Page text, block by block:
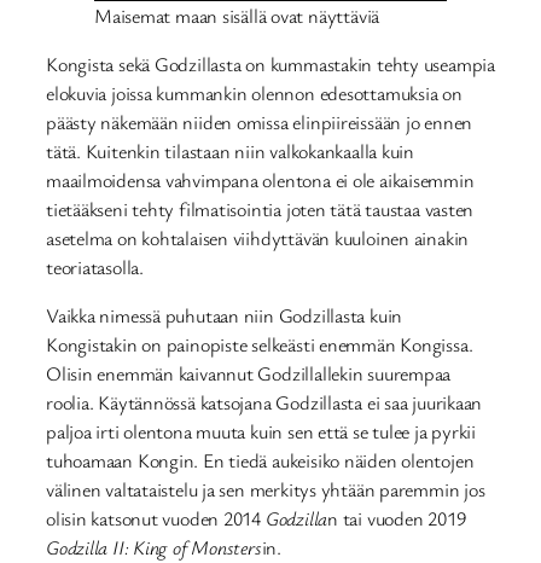
Maisemat maan sisällä ovat näyttäviä
Kongista sekä Godzillasta on kummastakin tehty useampia
elokuvia joissa kummankin olennon edesottamuksia on
päästy näkemään niiden omissa elinpiireissään jo ennen
tätä. Kuitenkin tilastaan niin valkokankaalla kuin
maailmoidensa vahvimpana olentona ei ole aikaisemmin
tietääkseni tehty filmatisointia joten tätä taustaa vasten
asetelma on kohtalaisen viihdyttävän kuuloinen ainakin
teoriatasolla.
Vaikka nimessä puhutaan niin Godzillasta kuin
Kongistakin on painopiste selkeästi enemmän Kongissa.
Olisin enemmän kaivannut Godzillallekin suurempaa
roolia. Käytännössä katsojana Godzillasta ei saa juurikaan
paljoa irti olentona muuta kuin sen että se tulee ja pyrkii
tuhoamaan Kongin. En tiedä aukeisiko näiden olentojen
välinen valtataistelu ja sen merkitys yhtään paremmin jos
olisin katsonut vuoden 2014 Godzillan tai vuoden 2019
Godzilla II: King of Monstersin.